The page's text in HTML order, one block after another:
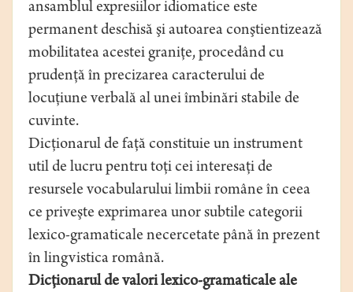
ansamblul expresiilor idiomatice este
permanent deschisă şi autoarea conştientizează
mobilitatea acestei graniţe, procedând cu
prudenţă în precizarea caracterului de
locuţiune verbală al unei îmbinări stabile de
cuvinte.
Dicţionarul de faţă constituie un instrument
util de lucru pentru toţi cei interesaţi de
resursele vocabularului limbii române în ceea
ce priveşte exprimarea unor subtile categorii
lexico-gramaticale necercetate până în prezent
în lingvistica română.
Dicţionarul de valori lexico-gramaticale ale